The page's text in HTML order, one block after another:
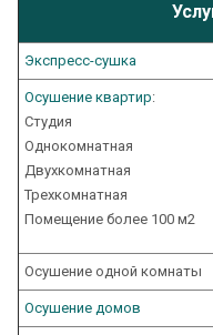
Экспресс-cушка
Осушение квартир:
Студия
Однокомнатная
Двухкомнатная
Трехкомнатная
Помещение более 100 м2
Осушение одной комнаты
Осушение домов